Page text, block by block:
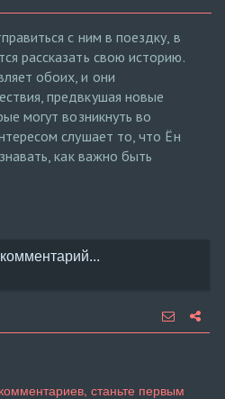
с ним в поездку, в
рассказать свою историю.
обоих, и они
предвкушая новые
могут возникнуть во
слушает то, что Ён
как важно быть